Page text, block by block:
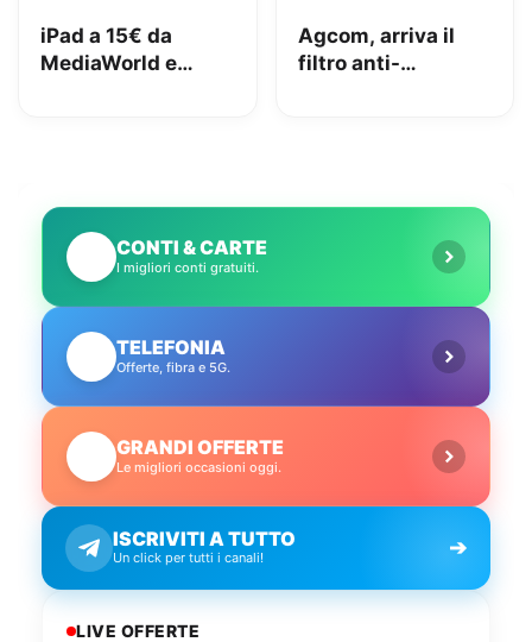
iPad a 15€ da
MediaWorld e
Agcom, arriva il
filtro anti-
CONTI & CARTE
I migliori conti gratuiti.
TELEFONIA
Offerte, fibra e 5G.
GRANDI OFFERTE
Le migliori occasioni oggi.
ISCRIVITI A TUTTO
Un click per tutti i canali! ➔
LIVE OFFERTE